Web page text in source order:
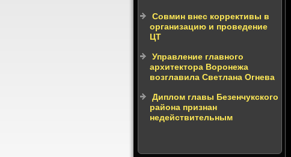
Совмин внес коррективы в
организацию и проведение
ЦТ
Управление главного
архитектора Воронежа
возглавила Светлана Огнева
Диплом главы Безенчукского
района признан
недействительным